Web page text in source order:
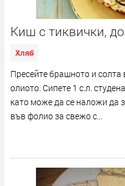
Киш с тиквички,
Хляб
Пресейте брашното и солта
олиото. Сипете 1 с.л.
като може да се наложи да
във фолио за свежо с...